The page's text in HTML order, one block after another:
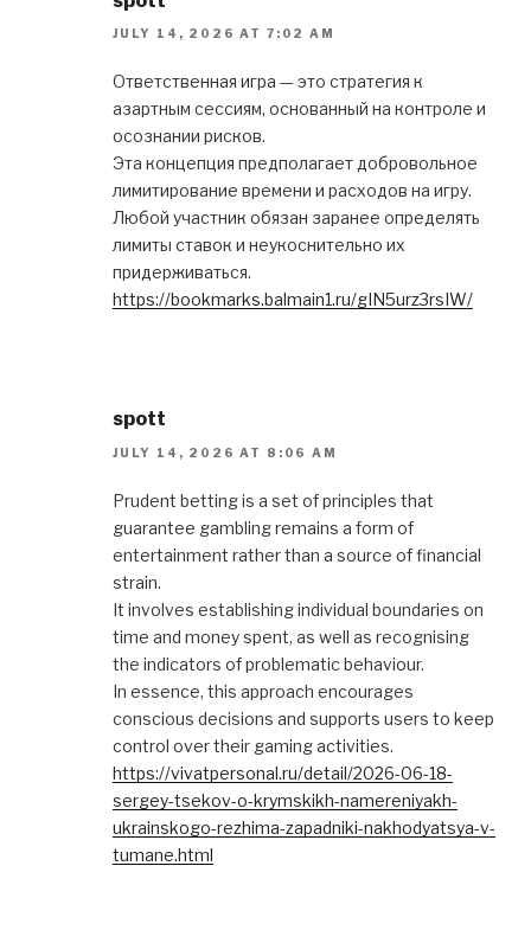
JULY 14, 2026 AT 7:02 AM
Ответственная игра — это стратегия к
азартным сессиям, основанный на контроле и
осознании рисков.
Эта концепция предполагает добровольное
лимитирование времени и расходов на игру.
Любой участник обязан заранее определять
лимиты ставок и неукоснительно их
придерживаться.
https://bookmarks.balmain1.ru/gIN5urz3rsIW/
spott
JULY 14, 2026 AT 8:06 AM
Prudent betting is a set of principles that
guarantee gambling remains a form of
entertainment rather than a source of financial
strain.
It involves establishing individual boundaries on
time and money spent, as well as recognising
the indicators of problematic behaviour.
In essence, this approach encourages
conscious decisions and supports users to keep
control over their gaming activities.
https://vivatpersonal.ru/detail/2026-06-18-
sergey-tsekov-o-krymskikh-namereniyakh-
ukrainskogo-rezhima-zapadniki-nakhodyatsya-v-
tumane.html